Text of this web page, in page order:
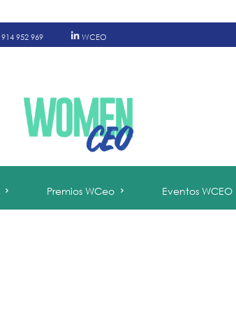
914 952 969 WCEO
Premios WCeo Eventos WCEO